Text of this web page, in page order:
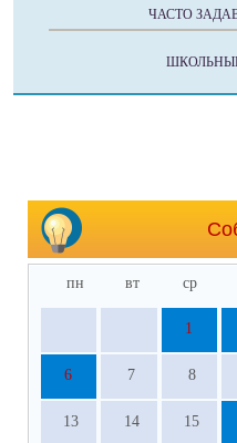
ЧАСТО
пн вт ср
1
6 7 8
13 14 15